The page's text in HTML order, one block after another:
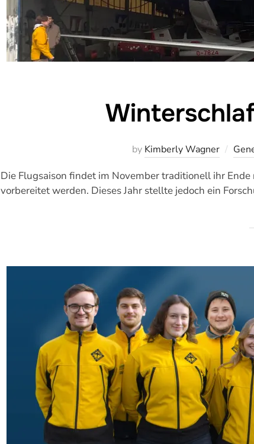
by Kimberly Wagner
Die Flugsaison findet im November traditionell ihr
vorbereitet werden. Dieses Jahr stellte jedoch ein